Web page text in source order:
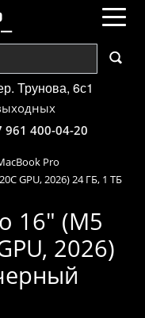
Трунова, 6с1
961 400-04-20
Pro
GPU, 2026) 24 ГБ, 1 ТБ
16" (M5
2026)